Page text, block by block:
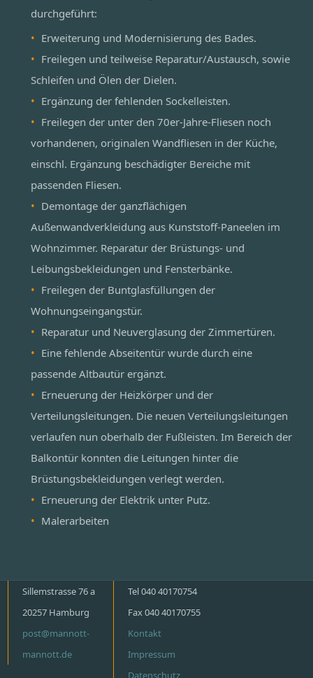
durchgeführt:
Erweiterung und Modernisierung des Bades.
Freilegen und teilweise Reparatur/Austausch, sowie
Schleifen und Ölen der Dielen.
Ergänzung der fehlenden Sockelleisten.
Freilegen der unter den 70er-Jahre-Fliesen noch
vorhandenen, originalen Wandfliesen in der Küche,
einschl. Ergänzung beschädigter Bereiche mit
passenden Fliesen.
Demontage der ganzflächigen
Außenwandverkleidung aus Kunststoff-Paneelen im
Wohnzimmer. Reparatur der Brüstungs- und
Leibungsbekleidungen und Fensterbänke.
Freilegen der Buntglasfüllungen der
Wohnungseingangstür.
Reparatur und Neuverglasung der Zimmertüren.
Eine fehlende Abseitentür wurde durch eine
passende Altbautür ergänzt.
Erneuerung der Heizkörper und der
Verteilungsleitungen. Die neuen Verteilungsleitungen
verlaufen nun oberhalb der Fußleisten. Im Bereich der
Balkontür konnten die Leitungen hinter die
Brüstungsbekleidungen verlegt werden.
Erneuerung der Elektrik unter Putz.
Malerarbeiten
Sillemstrasse 76 a
20257 Hamburg
post@mannott-
mannott.de
Tel 040 40170754
Fax 040 40170755
Kontakt
Impressum
Datenschutz